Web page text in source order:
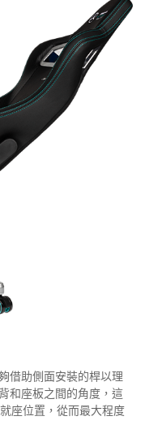
借助側面安裝的桿以理
和座板之間的角度，這
座位置，從而最大程度